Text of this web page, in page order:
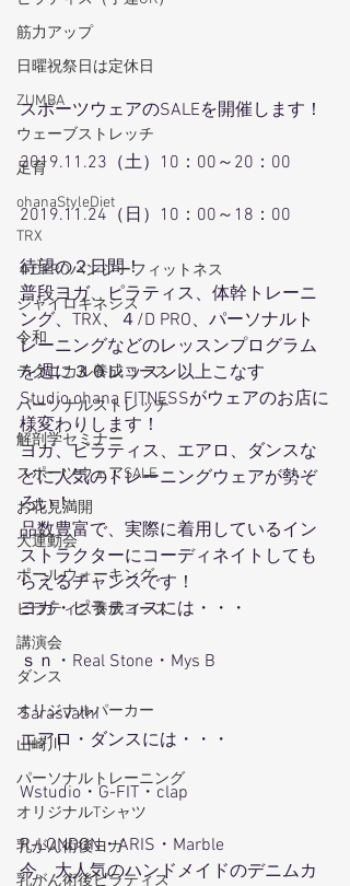
筋力アップ
日曜祝祭日は定休日
ZUMBA
ウェーブストレッチ
足育
ohanaStyleDiet
TRX
４DPROバンジーフィットネス
ジャイロキネシス
令和
テクニカル養成コース
パーソナルストレッチ
解剖学セミナー
スポーツウェアSALE
お花見満開
大運動会
ポールウォーキング
ピラティス養成コース
講演会
ダンス
オリジナルパーカー
山崎川
パーソナルトレーニング
オリジナルTシャツ
乳がん術後ヨガ
乳がん術後ピラティス
スポーツウェアのSALEを開催します！
2019.11.23（土）10：00～20：00
2019.11.24（日）10：00～18：00
待望の２日間！
普段ヨガ、ピラティス、体幹トレーニ
ング、TRX、４/D PRO、パーソナルト
レーニングなどのレッスンプログラム
を週に３０レッスン以上こなす
Studio ohana FITNESSがウェアのお店に
様変わりします！
ヨガ、ピラティス、エアロ、ダンスな
どに人気のトレーニングウェアが勢ぞ
ろい！
品数豊富で、実際に着用しているイン
ストラクターにコーディネイトしても
らえるチャンスです！
ヨガ・ピラティスには・・・
ｓｎ・Real Stone・Mys B
Sarasvathi
エアロ・ダンスには・・・
Wstudio・G-FIT・clap
R-LONDON・ARIS・Marble
今、大人気のハンドメイドのデニムカ